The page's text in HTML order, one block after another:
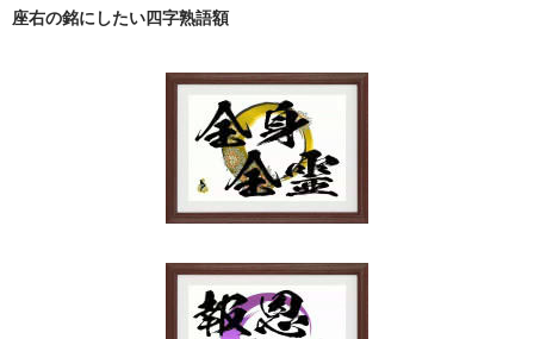
座右の銘にしたい四字熟語額